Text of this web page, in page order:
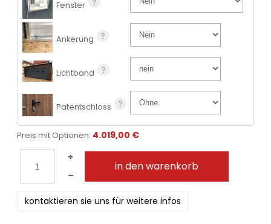
Fenster
Ankerung
Lichtband
Patentschloss
Preis mit Optionen: 4.019,00 €
+
–
in den warenkorb
kontaktieren sie uns für weitere infos